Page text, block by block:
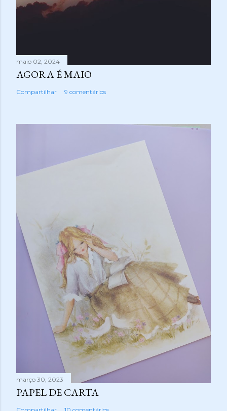
maio 02, 2024
AGORA É MAIO
Compartilhar 9 comentários
março 30, 2023
PAPEL DE CARTA